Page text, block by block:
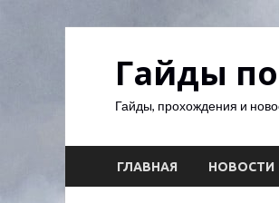
Гайды
Гайды, прохождения и
ГЛАВНАЯ НОВОСТИ